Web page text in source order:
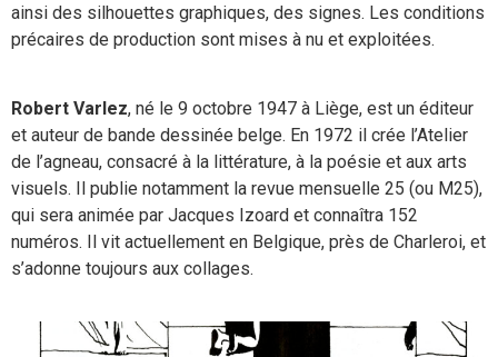
ainsi des silhouettes graphiques, des signes. Les conditions
précaires de production sont mises à nu et exploitées.
Robert Varlez, né le 9 octobre 1947 à Liège, est un éditeur
et auteur de bande dessinée belge. En 1972 il crée l’Atelier
de l’agneau, consacré à la littérature, à la poésie et aux arts
visuels. Il publie notamment la revue mensuelle 25 (ou M25),
qui sera animée par Jacques Izoard et connaîtra 152
numéros. Il vit actuellement en Belgique, près de Charleroi, et
s’adonne toujours aux collages.